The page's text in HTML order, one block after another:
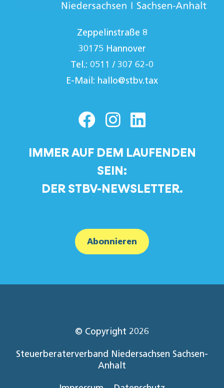
Zeppelinstraße 8
30175 Hannover
Tel.: 0511 / 307 62-0
E-Mail: hallo@stbv.tax
IMMER AUF DEM LAUFENDEN
SEIN:
DER STBV-NEWSLETTER.
Abonnieren
© Copyright 2026
Steuerberaterverband Niedersachsen Sachsen-
Anhalt